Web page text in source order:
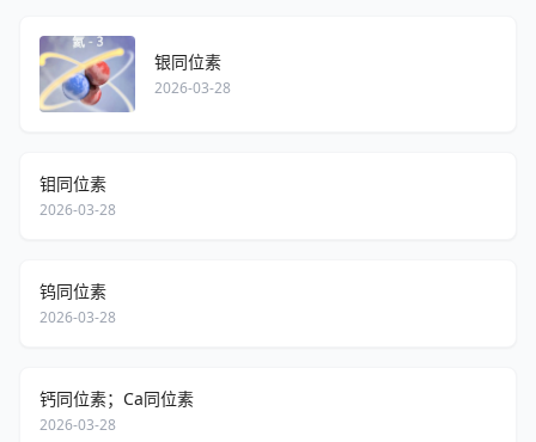
银同位素
2026-03-28
钼同位素
2026-03-28
钨同位素
2026-03-28
钙同位素；Ca同位素
2026-03-28